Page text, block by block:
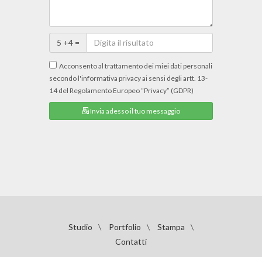
5 +4 =
Acconsento al trattamento dei miei dati personali
secondo l'informativa privacy ai sensi degli artt. 13-
14 del Regolamento Europeo “Privacy” (GDPR)
Invia adesso il tuo messaggio
Studio \ Portfolio \ Stampa
\
Contatti